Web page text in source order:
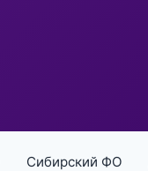
Сибирский ФО